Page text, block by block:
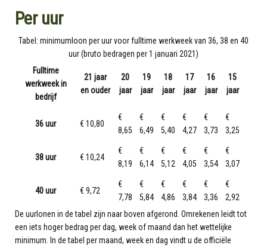
Per uur
Fulltime
werkweek in
bedrijf
21 jaar
en ouder
20
jaar
19
jaar
18
jaar
17
jaar
16
jaar
15
jaar
Tabel: minimumloon per uur voor fulltime werkweek van 36, 38 en 40
uur (bruto bedragen per 1 januari 2021)
36 uur € 10,80
€
8,65
€
6,49
€
5,40
€
4,27
€
3,73
€
3,25
38 uur € 10,24
€
8,19
€
6,14
€
5,12
€
4,05
€
3,54
€
3,07
40 uur € 9,72
€
7,78
€
5,84
€
4,86
€
3,84
€
3,36
€
2,92
De uurlonen in de tabel zijn naar boven afgerond. Omrekenen leidt tot
een iets hoger bedrag per dag, week of maand dan het wettelijke
minimum. In de tabel per maand, week en dag vindt u de officiële